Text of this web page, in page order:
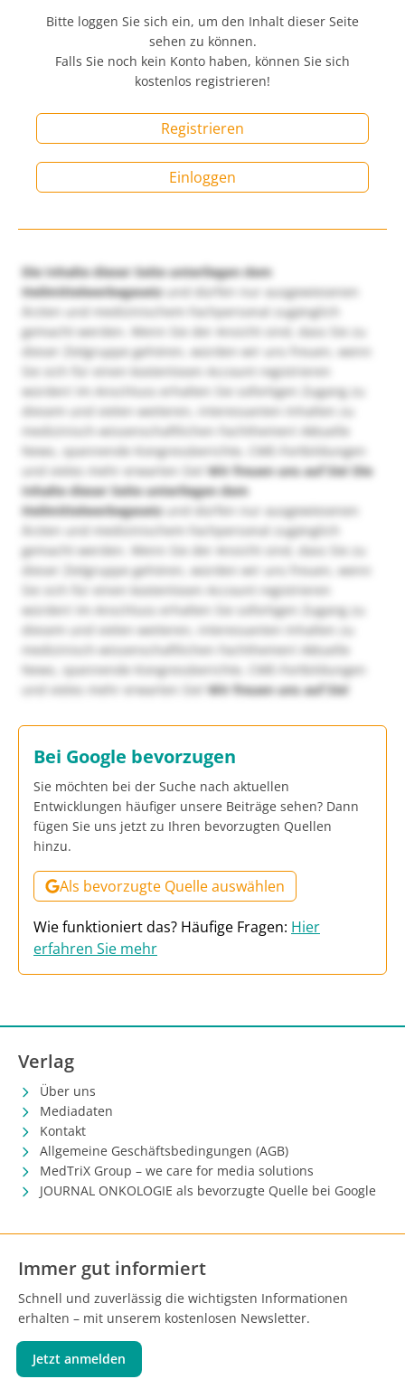
Bitte loggen Sie sich ein, um den Inhalt dieser Seite
sehen zu können.
Falls Sie noch kein Konto haben, können Sie sich
kostenlos registrieren!
Registrieren
Einloggen
Die Inhalte dieser Seite unterliegen dem
Heilmittelwerbegesetzund dürfen nur ausgewiesenen
Ärzten und medizinischem Fachpersonal zugänglich
gemacht werden. Wenn Sie der Ansicht sind, dass Sie zu
dieser Zielgruppe gehören, würden wir uns freuen, wenn
Sie sich für einen kostenlosen Account registrieren
würden! Im Anschluss erhalten Sie sofortigen Zugang zu
diesem und vielen weiteren, interessanten Inhalten zu
medizinisch-wissenschaftlichen Fachthemen! Aktuelle
News, spannende Kongressberichte, CME-Fortbildungen
und vieles mehr erwarten Sie!Wir freuen uns auf Sie! Die
Inhalte dieser Seite unterliegen dem
Heilmittelwerbegesetzund dürfen nur ausgewiesenen
Ärzten und medizinischem Fachpersonal zugänglich
gemacht werden. Wenn Sie der Ansicht sind, dass Sie zu
dieser Zielgruppe gehören, würden wir uns freuen, wenn
Sie sich für einen kostenlosen Account registrieren
würden! Im Anschluss erhalten Sie sofortigen Zugang zu
diesem und vielen weiteren, interessanten Inhalten zu
medizinisch-wissenschaftlichen Fachthemen! Aktuelle
News, spannende Kongressberichte, CME-Fortbildungen
und vieles mehr erwarten Sie!Wir freuen uns auf Sie!
Bei Google bevorzugen
Sie möchten bei der Suche nach aktuellen
Entwicklungen häufiger unsere Beiträge sehen? Dann
fügen Sie uns jetzt zu Ihren bevorzugten Quellen
hinzu.
Als bevorzugte Quelle auswählen
Wie funktioniert das? Häufige Fragen: Hier
erfahren Sie mehr
Verlag
Über uns
Mediadaten
Kontakt
Allgemeine Geschäftsbedingungen (AGB)
MedTriX Group – we care for media solutions
JOURNAL ONKOLOGIE als bevorzugte Quelle bei Google
Immer gut informiert
Schnell und zuverlässig die wichtigsten Informationen
erhalten – mit unserem kostenlosen Newsletter.
Jetzt anmelden